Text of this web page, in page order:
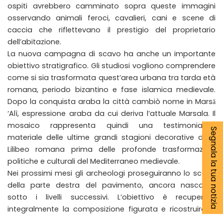
ospiti avrebbero camminato sopra queste immagini
osservando animali feroci, cavalieri, cani e scene di
caccia che riflettevano il prestigio del proprietario
dell’abitazione.
La nuova campagna di scavo ha anche un importante
obiettivo stratigrafico. Gli studiosi vogliono comprendere
come si sia trasformata quest’area urbana tra tarda età
romana, periodo bizantino e fase islamica medievale.
Dopo la conquista araba la città cambiò nome in Marsā
‘Alì, espressione araba da cui deriva l’attuale Marsala. Il
mosaico rappresenta quindi una testimonianza
materiale delle ultime grandi stagioni decorative della
Lilibeo romana prima delle profonde trasformazioni
politiche e culturali del Mediterraneo medievale.
Nei prossimi mesi gli archeologi proseguiranno lo scavo
della parte destra del pavimento, ancora nascosta
sotto i livelli successivi. L’obiettivo è recuperare
integralmente la composizione figurata e ricostruire le
Segnala la tua notizia